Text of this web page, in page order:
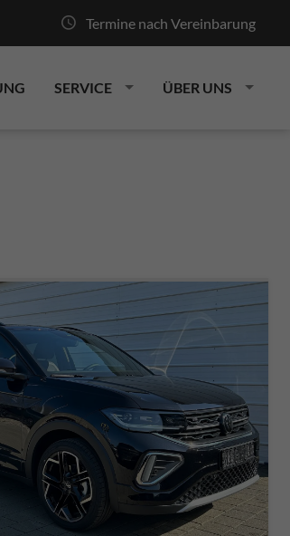
Termine nach Vereinbarung
SERVICE ÜBER UNS